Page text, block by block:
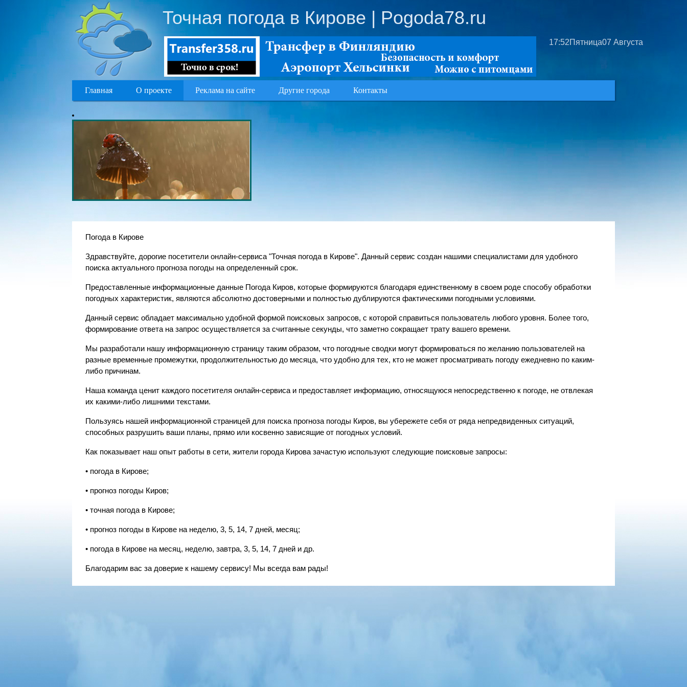
Точная погода в Кирове | Pogoda78.ru
17:52Пятница07 Августа
Главная О проекте Реклама на сайте Другие города Контакты
Погода в Кирове
Здравствуйте, дорогие посетители онлайн-сервиса "Точная погода в Кирове". Данный сервис создан нашими специалистами для удобного
поиска актуального прогноза погоды на определенный срок.
Предоставленные информационные данные Погода Киров, которые формируются благодаря единственному в своем роде способу обработки
погодных характеристик, являются абсолютно достоверными и полностью дублируются фактическими погодными условиями.
Данный сервис обладает максимально удобной формой поисковых запросов, с которой справиться пользователь любого уровня. Более того,
формирование ответа на запрос осуществляется за считанные секунды, что заметно сокращает трату вашего времени.
Мы разработали нашу информационную страницу таким образом, что погодные сводки могут формироваться по желанию пользователей на
разные временные промежутки, продолжительностью до месяца, что удобно для тех, кто не может просматривать погоду ежедневно по каким-
либо причинам.
Наша команда ценит каждого посетителя онлайн-сервиса и предоставляет информацию, относящуюся непосредственно к погоде, не отвлекая
их какими-либо лишними текстами.
Пользуясь нашей информационной страницей для поиска прогноза погоды Киров, вы убережете себя от ряда непредвиденных ситуаций,
способных разрушить ваши планы, прямо или косвенно зависящие от погодных условий.
Как показывает наш опыт работы в сети, жители города Кирова зачастую используют следующие поисковые запросы:
• погода в Кирове;
• прогноз погоды Киров;
• точная погода в Кирове;
• прогноз погоды в Кирове на неделю, 3, 5, 14, 7 дней, месяц;
• погода в Кирове на месяц, неделю, завтра, 3, 5, 14, 7 дней и др.
Благодарим вас за доверие к нашему сервису! Мы всегда вам рады!